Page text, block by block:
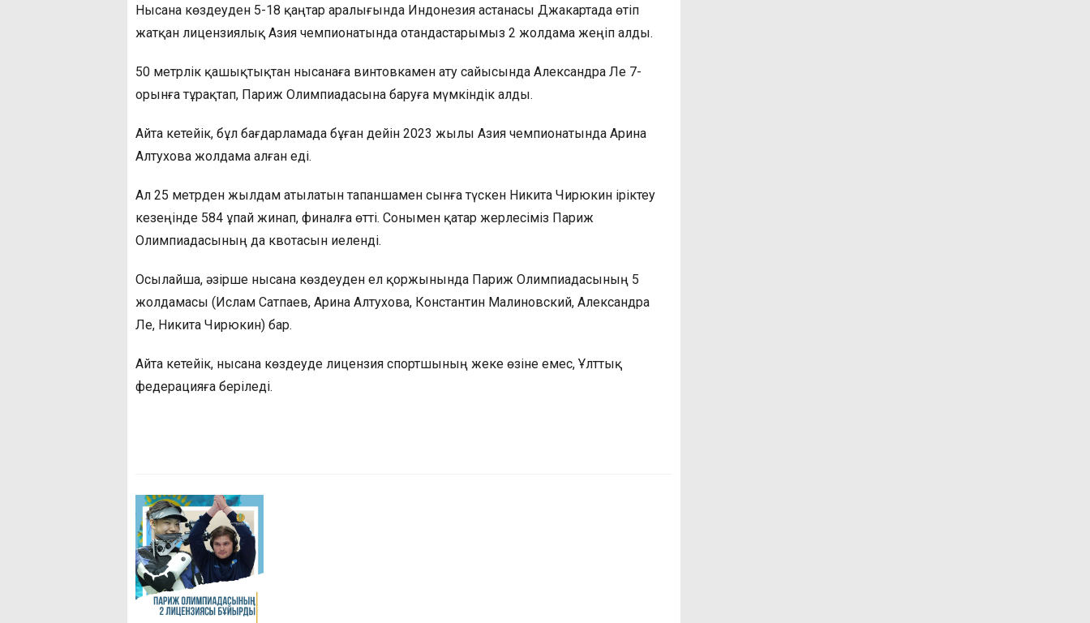
Нысана көздеуден 5-18 қаңтар аралығында Индонезия астанасы Джакартада өтіп
жатқан лицензиялық Азия чемпионатында отандастарымыз 2 жолдама жеңіп алды.
50 метрлік қашықтықтан нысанаға винтовкамен ату сайысында Александра Ле 7-
орынға тұрақтап, Париж Олимпиадасына баруға мүмкіндік алды.
Айта кетейік, бұл бағдарламада бұған дейін 2023 жылы Азия чемпионатында Арина
Алтухова жолдама алған еді.
Ал 25 метрден жылдам атылатын тапаншамен сынға түскен Никита Чирюкин іріктеу
кезеңінде 584 ұпай жинап, финалға өтті. Сонымен қатар жерлесіміз Париж
Олимпиадасының да квотасын иеленді.
Осылайша, әзірше нысана көздеуден ел қоржынында Париж Олимпиадасының 5
жолдамасы (Ислам Сатпаев, Арина Алтухова, Константин Малиновский, Александра
Ле, Никита Чирюкин) бар.
Айта кетейік, нысана көздеуде лицензия спортшының жеке өзіне емес, Ұлттық
федерацияға беріледі.